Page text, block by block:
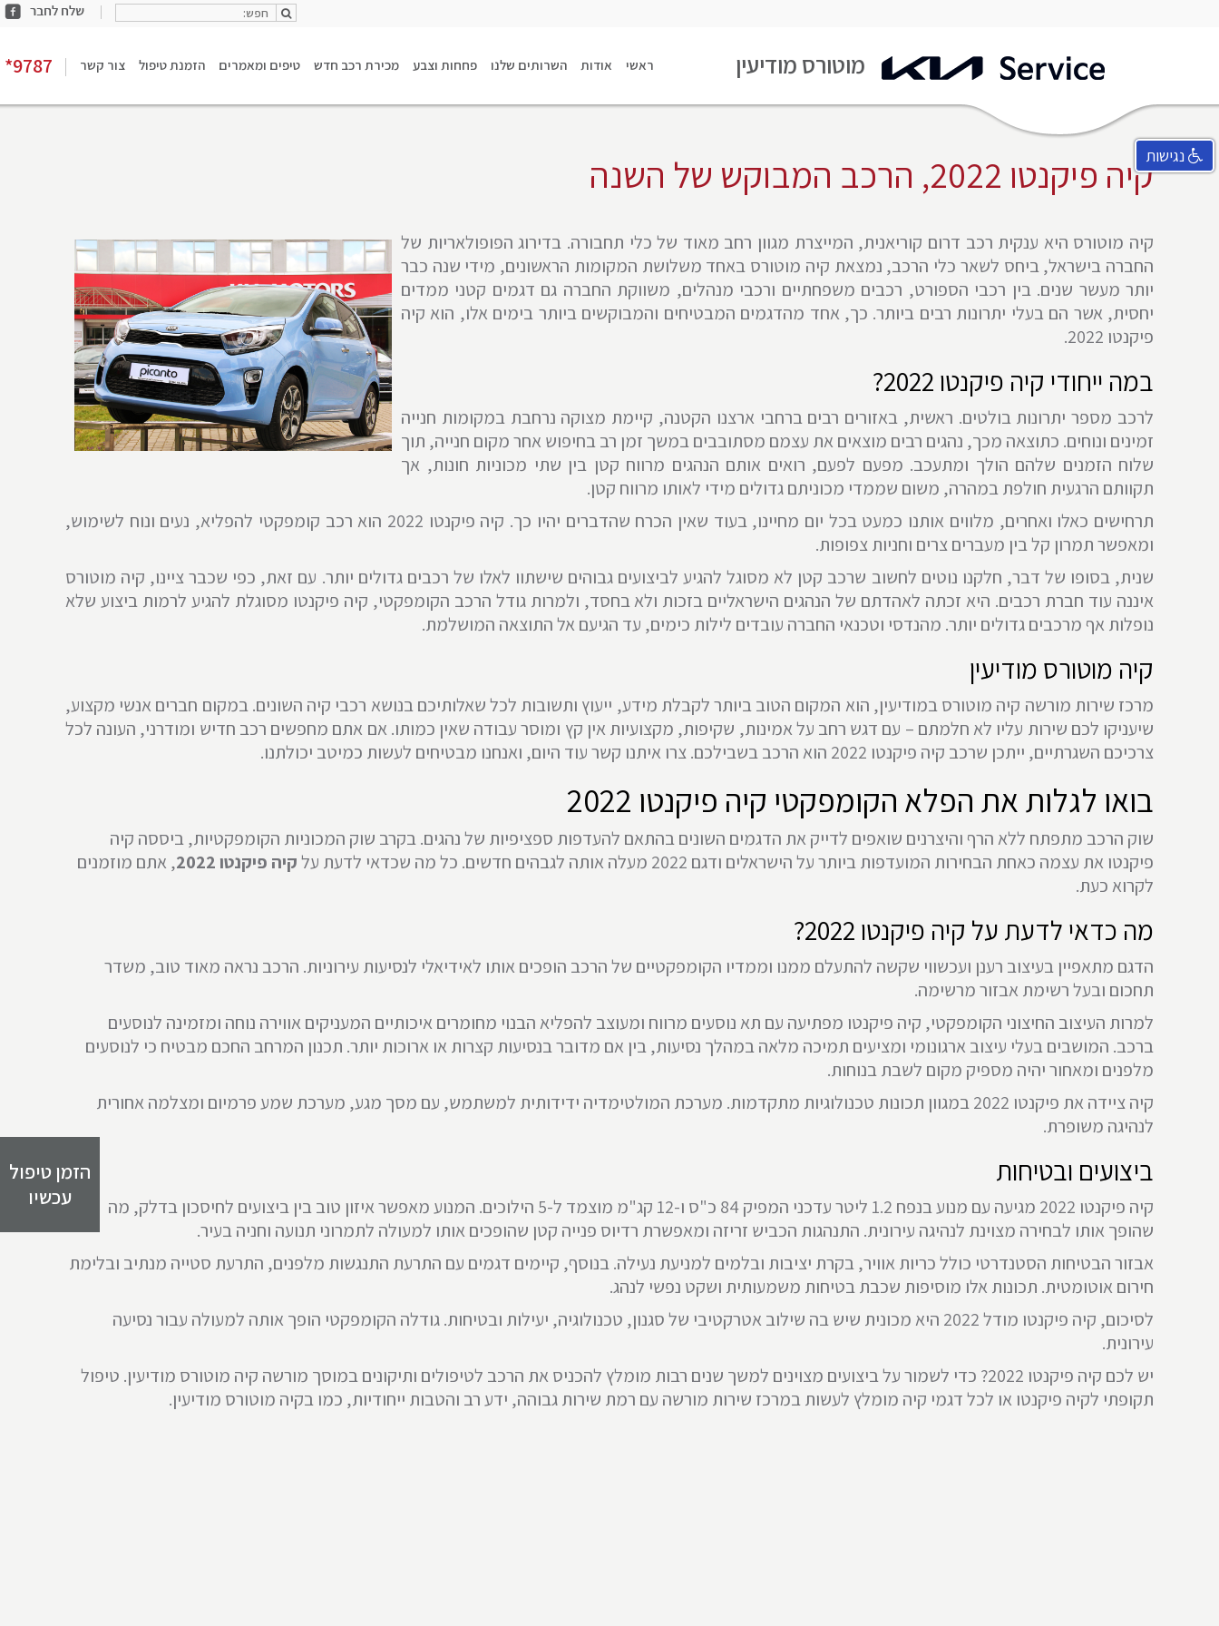
חפש:
חפש:
share
לעמוד
ראשי
מוטורס מודיעין ראשי אודות השרותים שלנו פחחות וצבע מכירת רכב חדש טיפים ומאמרים הזמנת טיפול צור קשר *9787
קיה פיקנטו 2022, הרכב המבוקש של השנה
קיה מוטורס היא ענקית רכב דרום קוריאנית, המייצרת מגוון רחב מאוד של כלי תחבורה. בדירוג הפופולאריות של
החברה בישראל, ביחס לשאר כלי הרכב, נמצאת קיה מוטורס באחד משלושת המקומות הראשונים, מידי שנה כבר
יותר מעשר שנים. בין רכבי הספורט, רכבים משפחתיים ורכבי מנהלים, משווקת החברה גם דגמים קטני ממדים
יחסית, אשר הם בעלי יתרונות רבים ביותר. כך, אחד מהדגמים המבטיחים והמבוקשים ביותר בימים אלו, הוא קיה
פיקנטו 2022.
במה ייחודי קיה פיקנטו 2022?
לרכב מספר יתרונות בולטים. ראשית, באזורים רבים ברחבי ארצנו הקטנה, קיימת מצוקה נרחבת במקומות חנייה
זמינים ונוחים. כתוצאה מכך, נהגים רבים מוצאים את עצמם מסתובבים במשך זמן רב בחיפוש אחר מקום חנייה, תוך
שלוח הזמנים שלהם הולך ומתעכב. מפעם לפעם, רואים אותם הנהגים מרווח קטן בין שתי מכוניות חונות, אך
תקוותם הרגעית חולפת במהרה, משום שממדי מכוניתם גדולים מידי לאותו מרווח קטן.
תרחישים כאלו ואחרים, מלווים אותנו כמעט בכל יום מחיינו, בעוד שאין הכרח שהדברים יהיו כך. קיה פיקנטו 2022 הוא רכב קומפקטי להפליא, נעים ונוח לשימוש,
ומאפשר תמרון קל בין מעברים צרים וחניות צפופות.
שנית, בסופו של דבר, חלקנו נוטים לחשוב שרכב קטן לא מסוגל להגיע לביצועים גבוהים שישתוו לאלו של רכבים גדולים יותר. עם זאת, כפי שכבר ציינו, קיה מוטורס
איננה עוד חברת רכבים. היא זכתה לאהדתם של הנהגים הישראליים בזכות ולא בחסד, ולמרות גודל הרכב הקומפקטי, קיה פיקנטו מסוגלת להגיע לרמות ביצוע שלא
נופלות אף מרכבים גדולים יותר. מהנדסי וטכנאי החברה עובדים לילות כימים, עד הגיעם אל התוצאה המושלמת.
קיה מוטורס מודיעין
מרכז שירות מורשה קיה מוטורס במודיעין, הוא המקום הטוב ביותר לקבלת מידע, ייעוץ ותשובות לכל שאלותיכם בנושא רכבי קיה השונים. במקום חברים אנשי מקצוע,
שיעניקו לכם שירות עליו לא חלמתם – עם דגש רחב על אמינות, שקיפות, מקצועיות אין קץ ומוסר עבודה שאין כמותו. אם אתם מחפשים רכב חדיש ומודרני, העונה לכל
צרכיכם השגרתיים, ייתכן שרכב קיה פיקנטו 2022 הוא הרכב בשבילכם. צרו איתנו קשר עוד היום, ואנחנו מבטיחים לעשות כמיטב יכולתנו.
בואו לגלות את הפלא הקומפקטי קיה פיקנטו 2022
שוק הרכב מתפתח ללא הרף והיצרנים שואפים לדייק את הדגמים השונים בהתאם להעדפות ספציפיות של נהגים. בקרב שוק המכוניות הקומפקטיות, ביססה קיה
פיקנטו את עצמה כאחת הבחירות המועדפות ביותר על הישראלים ודגם 2022 מעלה אותה לגבהים חדשים. כל מה שכדאי לדעת על
קיה פיקנטו 2022, אתם מוזמנים
לקרוא כעת.
מה כדאי לדעת על קיה פיקנטו 2022?
הדגם מתאפיין בעיצוב רענן ועכשווי שקשה להתעלם ממנו וממדיו הקומפקטיים של הרכב הופכים אותו לאידיאלי לנסיעות עירוניות. הרכב נראה מאוד טוב, משדר
תחכום ובעל רשימת אבזור מרשימה.
למרות העיצוב החיצוני הקומפקטי, קיה פיקנטו מפתיעה עם תא נוסעים מרווח ומעוצב להפליא הבנוי מחומרים איכותיים המעניקים אווירה נוחה ומזמינה לנוסעים
ברכב. המושבים בעלי עיצוב ארגונומי ומציעים תמיכה מלאה במהלך נסיעות, בין אם מדובר בנסיעות קצרות או ארוכות יותר. תכנון המרחב החכם מבטיח כי לנוסעים
מלפנים ומאחור יהיה מספיק מקום לשבת בנוחות.
קיה ציידה את פיקנטו 2022 במגוון תכונות טכנולוגיות מתקדמות. מערכת המולטימדיה ידידותית למשתמש, עם מסך מגע, מערכת שמע פרמיום ומצלמה אחורית
לנהיגה משופרת.
ביצועים ובטיחות
קיה פיקנטו 2022 מגיעה עם מנוע בנפח 1.2 ליטר עדכני המפיק 84 כ"ס ו-12 קג"מ מוצמד ל-5 הילוכים. המנוע מאפשר איזון טוב בין ביצועים לחיסכון בדלק, מה
שהופך אותו לבחירה מצוינת לנהיגה עירונית. התנהגות הכביש זריזה ומאפשרת רדיוס פנייה קטן שהופכים אותו למעולה לתמרוני תנועה וחניה בעיר.
אבזור הבטיחות הסטנדרטי כולל כריות אוויר, בקרת יציבות ובלמים למניעת נעילה. בנוסף, קיימים דגמים עם התרעת התנגשות מלפנים, התרעת סטייה מנתיב ובלימת
חירום אוטומטית. תכונות אלו מוסיפות שכבת בטיחות משמעותית ושקט נפשי לנהג.
לסיכום, קיה פיקנטו מודל 2022 היא מכונית שיש בה שילוב אטרקטיבי של סגנון, טכנולוגיה, יעילות ובטיחות. גודלה הקומפקטי הופך אותה למעולה עבור נסיעה
עירונית.
יש לכם קיה פיקנטו 2022? כדי לשמור על ביצועים מצוינים למשך שנים רבות מומלץ להכניס את הרכב לטיפולים ותיקונים במוסך מורשה קיה מוטורס מודיעין. טיפול
תקופתי לקיה פיקנטו או לכל דגמי קיה מומלץ לעשות במרכז שירות מורשה עם רמת שירות גבוהה, ידע רב והטבות ייחודיות, כמו בקיה מוטורס מודיעין.
הזמן טיפול
עכשיו
נגישות